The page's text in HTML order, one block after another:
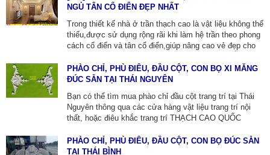
thi công và cung cấp vật tư như Thạch cao Quốc Thành
phương.
NGỦ TÂN CỔ ĐIỂN ĐẸP NHẤT
Trong thiết kế nhà ở trần thạch cao là vật liệu không thể
thiếu,được sử dụng rộng rãi khi làm hệ trần theo phong
cách cổ điển và tân cổ điển,giúp nâng cao vẻ đẹp cho
CÔNG TRẦN THẠCH CAO TRỌN GÓI -
LH:0913805771.CHUYÊN SẢN XUẤT CỘT XI MĂNG
PHÀO CHỈ, PHÙ ĐIÊU, ĐẦU CỘT, CON BỌ XI MĂNG
ĐÚC SẴN TẠI THÁI NGUYÊN
Bạn có thể tìm mua phào chỉ đầu cột trang trí tại Thái
Nguyên thông qua các cửa hàng vật liệu trang trí nội
thất, hoặc điêu khắc trang trí THẠCH CAO QUỐC
về phào chỉ, phù điêu, con bọ xi măng đúc sẵn tại địa
phương.
PHÀO CHỈ, PHÙ ĐIÊU, ĐẦU CỘT, CON BỌ ĐÚC SẴN
TẠI THÁI BÌNH